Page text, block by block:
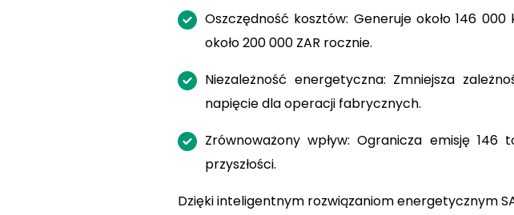
Oszczędność kosztów: Generuje około 146
około 200 000 ZAR rocznie.
Niezależność energetyczna: Zmniejsza
napięcie dla operacji fabrycznych.
Zrównoważony wpływ: Ogranicza emisję
przyszłości.
Dzięki inteligentnym rozwiązaniom energetycznym